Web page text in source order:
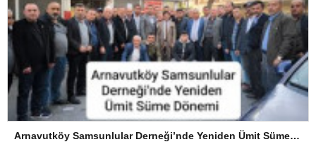
Arnavutköy Samsunlular Derneği’nde Yeniden Ümit Süme Dönemi